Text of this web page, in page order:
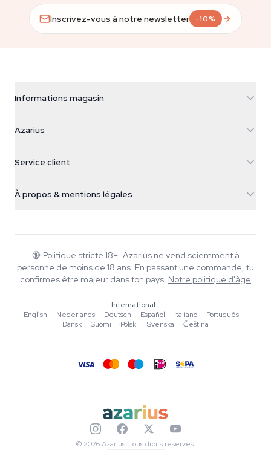
Inscrivez-vous à notre newsletter -10%
Informations magasin
Galvaniweg 11
Nederland
+31(0)204897914
Azarius
Smokeshop
Service client
Politique de retour
Politique de confidentialité
À propos & mentions légales
Wiki
Rédacteurs
Outils & Calculateurs
🔞 Politique stricte 18+. Azarius ne vend sciemment à
personne de moins de 18 ans. En passant une commande, tu
confirmes être majeur dans ton pays. Notre politique d'âge
International
English
·Nederlands ·Deutsch ·Español ·Italiano ·Português
·
Dansk
·Suomi ·Polski ·Svenska ·Čeština
© 2026 Azarius. Tous droits réservés.